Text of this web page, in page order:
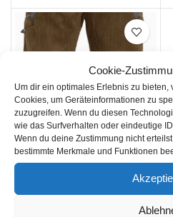
Cookie-
Um dir ein optimales Erlebnis zu
Cookies, um Geräteinformationen zu
zuzugreifen. Wenn du diesen
wie das Surfverhalten oder eindeutige
Wenn du deine Zustimmung nicht
bestimmte Merkmale und Funktionen
SALE
FHB ALFONS Zunfthose
FHB,Hose,Arbeitskleidung